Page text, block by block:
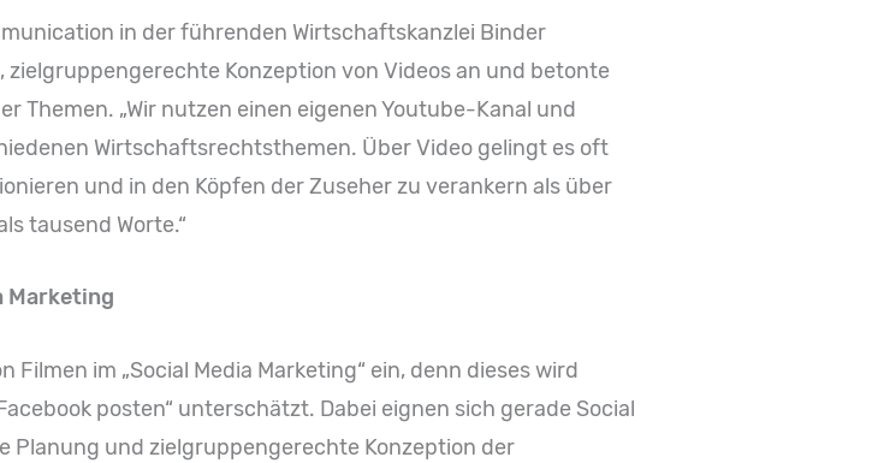
in der führenden Wirtschaftskanzlei Binder
Konzeption von Videos an und betonte
Themen. „Wir nutzen einen eigenen Youtube-Kanal und
Wirtschaftsrechtsthemen. Über Video gelingt es oft
und in den Köpfen der Zuseher zu verankern als über
tausend Worte.“
Marketing
im „Social Media Marketing“ ein, denn dieses wird
posten“ unterschätzt. Dabei eignen sich gerade Social
Planung und zielgruppengerechte Konzeption der